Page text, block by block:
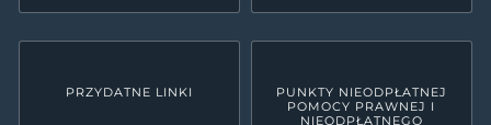
PRZYDATNE LINKI
PUNKTY NIEODPŁATNEJ
POMOCY PRAWNEJ I
NIEODPŁATNEGO